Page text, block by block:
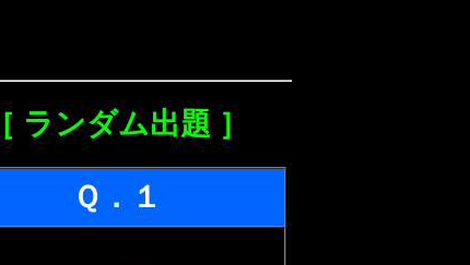
［ ランダム出題 ］
Ｑ．１